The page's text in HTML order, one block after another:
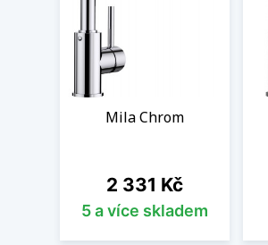
Mila Chrom
Cena
2 331 Kč
5 a více skladem